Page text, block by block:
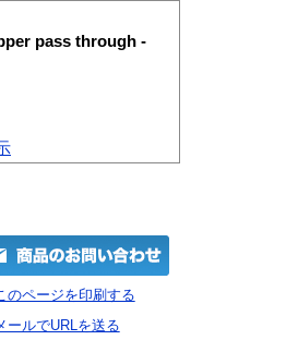
pass through -
のページを印刷する
ールでURLを送る